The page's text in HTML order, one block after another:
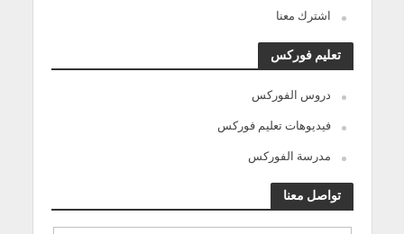
اشترك معنا
تعليم فوركس
دروس الفوركس
فيديوهات تعليم فوركس
مدرسة الفوركس
تواصل معنا